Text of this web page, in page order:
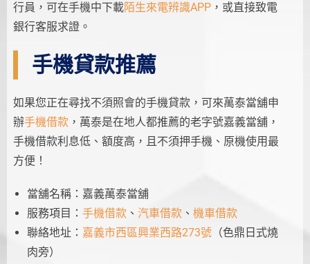
行員，可在手機中下載陌生來電辨識APP，或直接致電
銀行客服求證。
手機貸款推薦
如果您正在尋找不須照會的手機貸款，可來萬泰當舖申
辦手機借款 ，萬泰是在地人都推薦的老字號嘉義當舖，
手機借款利息低、額度高，且不須押手機、原機使用最
方便！
當舖名稱：嘉義萬泰當舖
服務項目： 手機借款 、 汽車借款 、 機車借款
聯絡地址： 嘉義市西區興業西路273號（色鼎日式燒
肉旁）